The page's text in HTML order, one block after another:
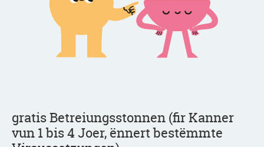
gratis Betreiungsstonnen (fir Kanner
vun 1 bis 4 Joer, ënnert bestëmmte